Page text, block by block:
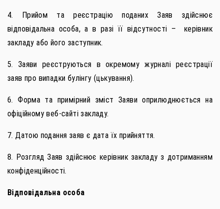
4. Прийом та реєстрацію поданих Заяв здійснює
відповідальна особа, а в разі її відсутності – керівник
закладу або його заступник.
5. Заяви реєструються в окремому журналі реєстрації
заяв про випадки булінгу (цькування).
6. Форма та примірний зміст Заяви оприлюднюється на
офіційному веб-сайті закладу.
7. Датою подання заяв є дата їх прийняття.
8. Розгляд Заяв здійснює керівник закладу з дотриманням
конфіденційності.
Відповідальна особа